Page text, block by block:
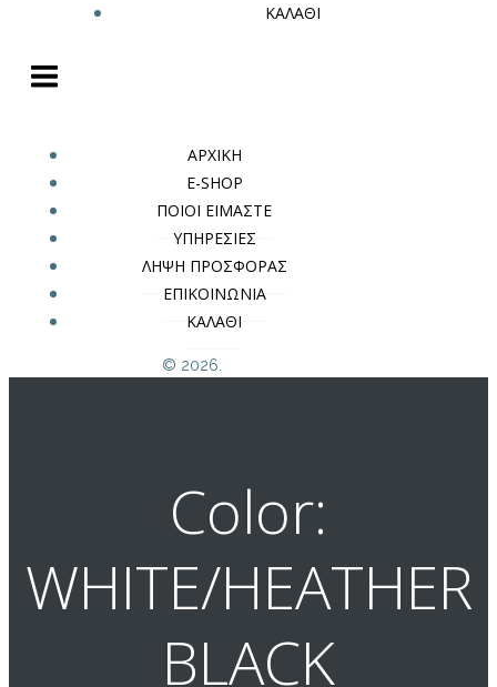
ΚΑΛΑΘΙ
ΑΡΧΙΚΗ
E-SHOP
ΠΟΙΟΙ ΕΙΜΑΣΤΕ
ΥΠΗΡΕΣΙΕΣ
ΛΗΨΗ ΠΡΟΣΦΟΡΑΣ
ΕΠΙΚΟΙΝΩΝΙΑ
ΚΑΛΑΘΙ
© 2026.
Color:
WHITE/HEATHER
BLACK